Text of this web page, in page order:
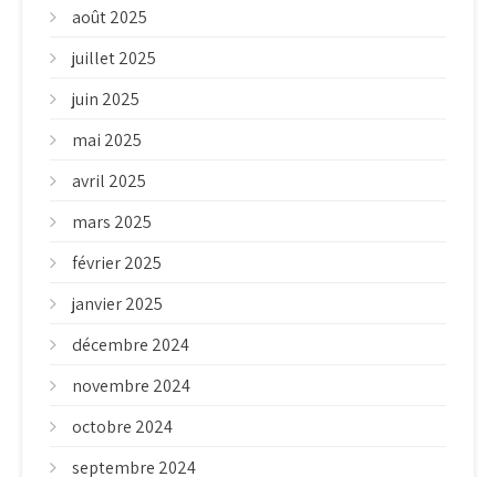
août 2025
juillet 2025
juin 2025
mai 2025
avril 2025
mars 2025
février 2025
janvier 2025
décembre 2024
novembre 2024
octobre 2024
septembre 2024